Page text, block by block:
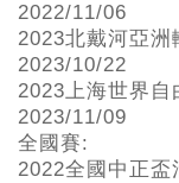
2022/11/06
2023北戴河亞
2023/10/22
2023上海世界
2023/11/09
全國賽:
2022全國中正